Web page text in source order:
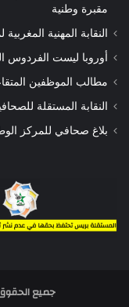
مقبرة وطنية
النقابة المهنية
أوروبا ليست الفردوس
مطالب الموظفين
النقابة المستقلة
بلاغ صحافي للمركز
جميع الحقوق محفوظة